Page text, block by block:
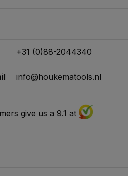
+31 (0)88-2044340
info@houkematools.nl
give us a 9.1 at